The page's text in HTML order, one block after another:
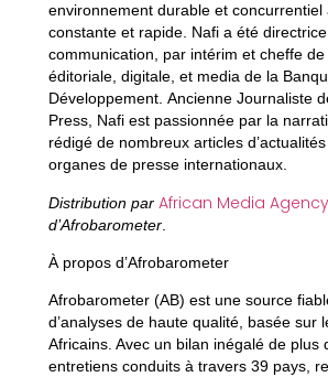
environnement durable et concurrentiel
constante et rapide. Nafi a été
communication, par intérim et cheffe de
éditoriale, digitale, et media de la
Développement. Ancienne Journaliste
Press, Nafi est passionnée par la
rédigé de nombreux articles
organes de presse internationaux.
Distribution par African Media
d’Afrobarometer.
À propos d’Afrobarometer
Afrobarometer (AB) est une source
d’analyses de haute qualité, basée sur
Africains. Avec un bilan inégalé de plus
entretiens conduits à travers 39 pays,